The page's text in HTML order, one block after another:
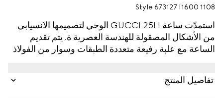
Style ‎673127 I1600 1108
استمدّت ساعة GUCCI 25H الوحي لتصميمها الانسيابي
من الأشكال المصقولة للهندسة العصرية ة. يتم تقديم
الساعة مع علبة رفيعة متعددة الطبقات وسوار من الفولاذ
تتميّز بها غوتشي.
تفاصيل المنتج